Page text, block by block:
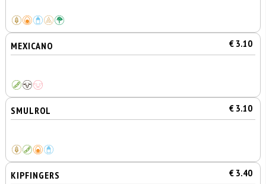
MEXICANO € 3.10
SMULROL € 3.10
KIPFINGERS € 3.40